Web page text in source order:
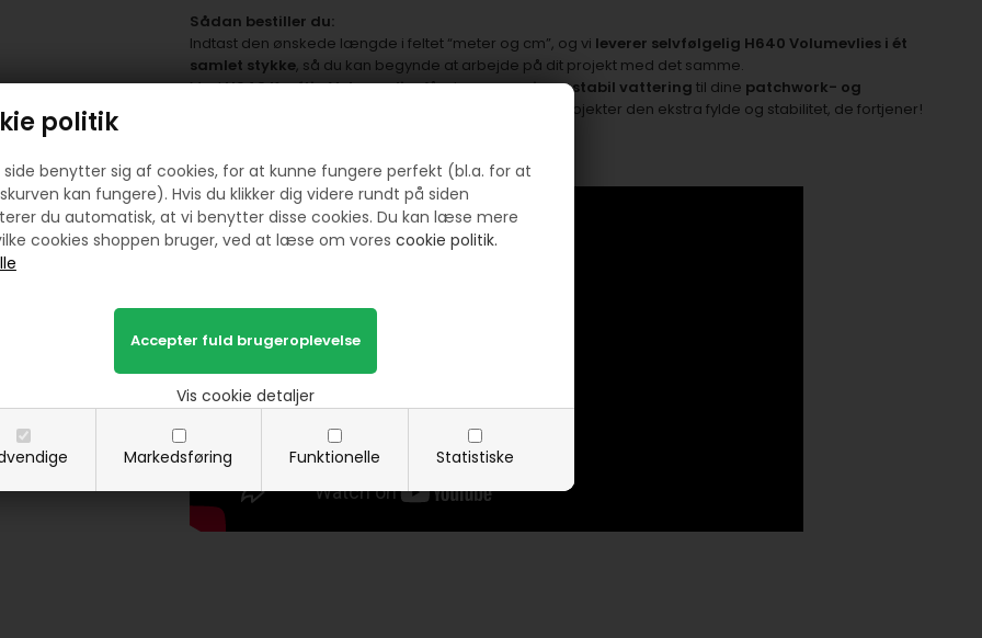
politik
side benytter sig af cookies, for at kunne fungere perfekt (bl.a. for at
kan fungere). Hvis du klikker dig videre rundt på siden
du automatisk, at vi benytter disse cookies. Du kan læse mere
cookies shoppen bruger, ved at læse om vores cookie politik.
Markedsføring Funktionelle Statistiske
Vis cookie detaljer
Sådan bestiller du:
Indtast den ønskede længde i feltet “meter og cm”, og vi leverer selvfølgelig H640 Volumevlies i ét
samlet stykke, så du kan begynde at arbejde på dit projekt med det samme.
MedH640 Kraftig Volumevliesfår du enpræcis og stabil vattering til dine patchwork- og
projekter. Bestil i dag og giv dine kreative projekter den ekstra fylde og stabilitet, de fortjener!